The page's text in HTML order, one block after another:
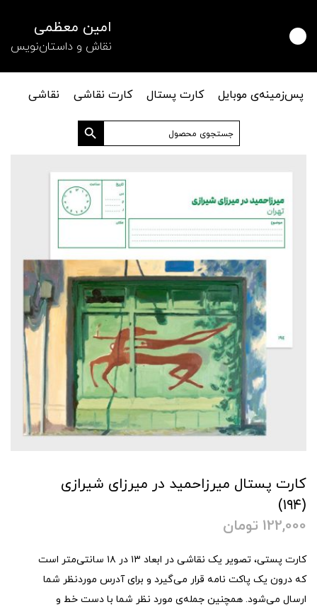
امین معظمی
نقاش و داستان‌نویس
پس‌زمینه‌ی موبایل کارت پستال کارت نقاشی
نقاشی
جستجو
برای:
دکمه جستجو
کارت پستال میرزاحمید در میرزای شیرازی
(۱۹۴)
122,000 تومان
کارت پستی، تصویر یک نقاشی در ابعاد ۱۳ در ۱۸ سانتی‌متر است
که درون یک پاکت نامه قرار می‌گیرد و برای آدرس موردنظر شما
ارسال می‌شود. همچنین جمله‌ی مورد نظر شما با دست خط و